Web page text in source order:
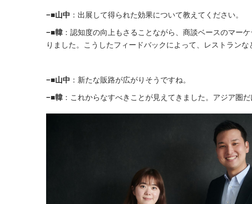
−■山中 ：出展して得られた効果について教えてください。
−■韓 ：認知度の向上もさることながら、商談ベースのマー
りました。こうしたフィードバックによって、レストランな
−■山中 ：新たな販路が広がりそうですね。
−■韓 ：これからなすべきことが見えてきました。アジア圏